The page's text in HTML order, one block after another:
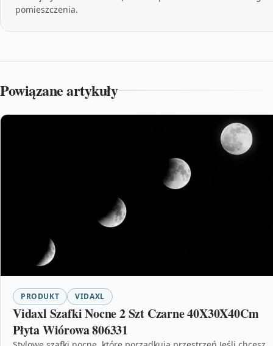
pomieszczenia.
Powiązane artykuły
PRODUKT VIDAXL
Vidaxl Szafki Nocne 2 Szt Czarne 40X30X40Cm
Płyta Wiórowa 806331